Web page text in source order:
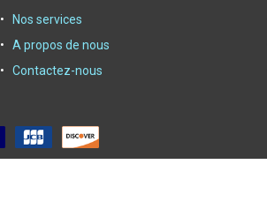
Nos services
A propos de nous
Contactez-nous